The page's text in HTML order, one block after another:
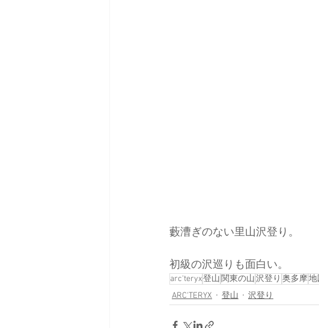
藪漕ぎのない里山沢登り。
初級の沢巡りも面白い。
arc'teryx登山 関東の山沢登り 奥多摩地
ARC'TERYX
登山 沢登り